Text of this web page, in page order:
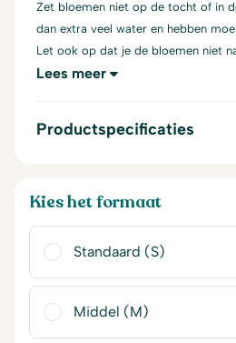
Zet bloemen niet op de tocht of in
dan extra veel water en hebben
Let ook op dat je de bloemen niet
Lees meer
Productspecificaties
Kies het formaat
Standaard (S)
Middel (M)